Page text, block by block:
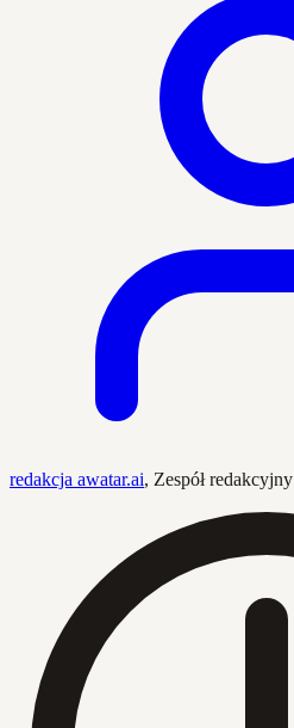
redakcja awatar.ai, Zespół redakcyjny